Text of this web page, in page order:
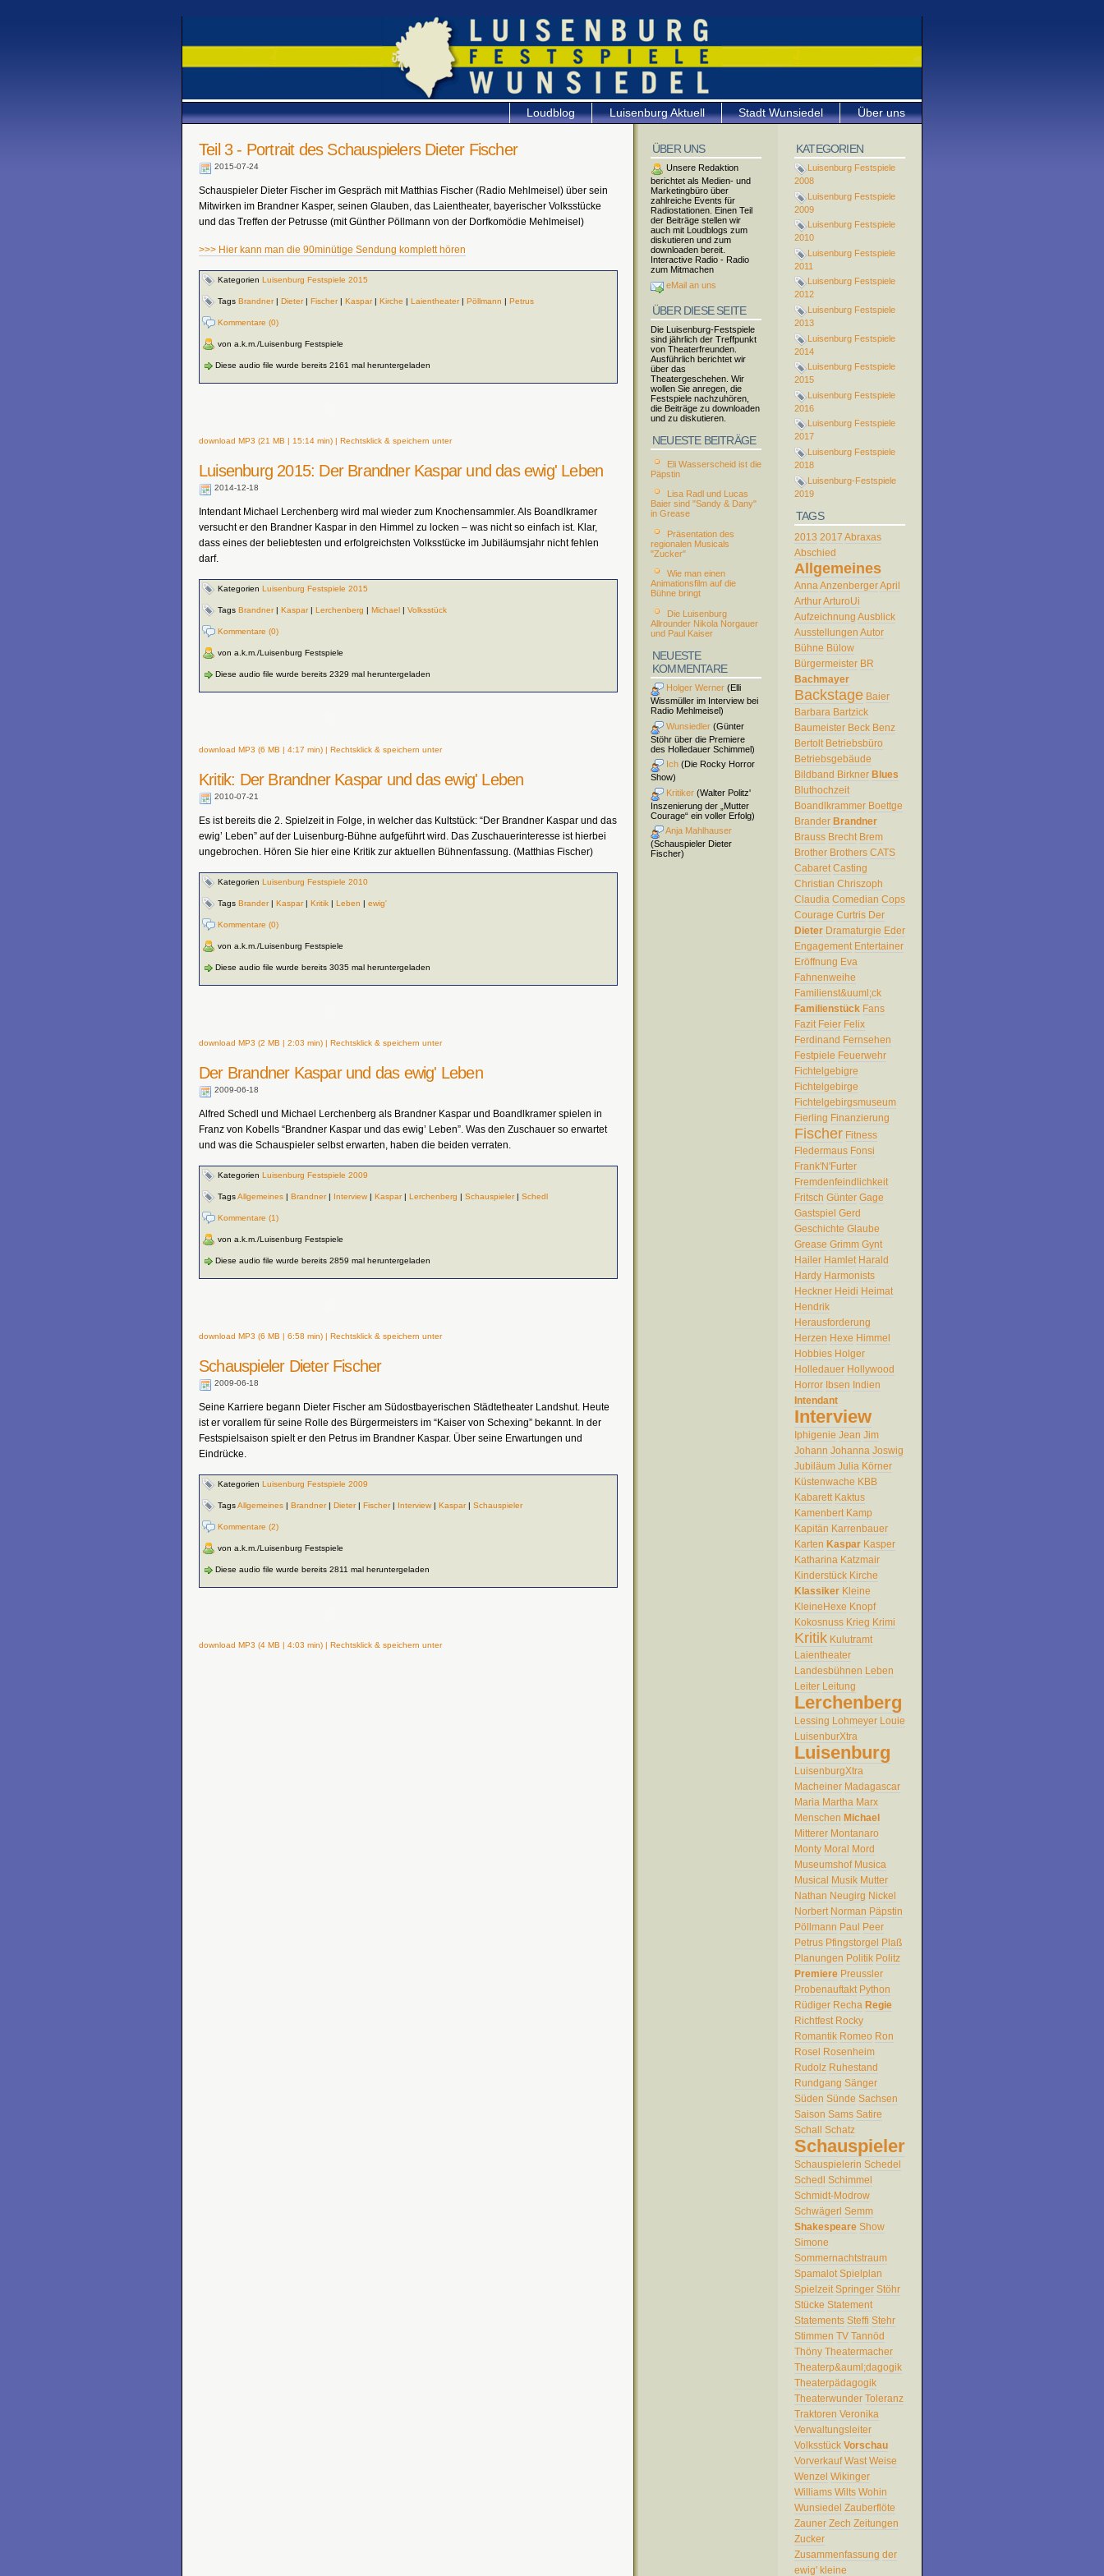
Über uns
Stadt Wunsiedel
Luisenburg Aktuell
Loudblog
Teil 3 - Portrait des Schauspielers Dieter Fischer
2015-07-24
Schauspieler Dieter Fischer im Gespräch mit Matthias Fischer (Radio Mehlmeisel) über sein
Mitwirken im Brandner Kasper, seinen Glauben, das Laientheater, bayerischer Volksstücke
und das Treffen der Petrusse (mit Günther Pöllmann von der Dorfkomödie Mehlmeisel)
>>> Hier kann man die 90minütige Sendung komplett hören
Kategorien Luisenburg Festspiele 2015
Tags Brandner| Dieter| Fischer| Kaspar| Kirche | Laientheater| Pöllmann | Petrus
Kommentare (0)
von a.k.m./Luisenburg Festspiele
Diese audio file wurde bereits 2161 mal heruntergeladen
download MP3 (21 MB | 15:14 min) | Rechtsklick & speichern unter
Luisenburg 2015: Der Brandner Kaspar und das ewig' Leben
2014-12-18
Intendant Michael Lerchenberg wird mal wieder zum Knochensammler. Als Boandlkramer
versucht er den Brandner Kaspar in den Himmel zu locken – was nicht so einfach ist. Klar,
dass eines der beliebtesten und erfolgreichsten Volksstücke im Jubiläumsjahr nicht fehlen
darf.
Kategorien Luisenburg Festspiele 2015
Tags Brandner| Kaspar| Lerchenberg | Michael | Volksstück
Kommentare (0)
von a.k.m./Luisenburg Festspiele
Diese audio file wurde bereits 2329 mal heruntergeladen
download MP3 (6 MB | 4:17 min) | Rechtsklick & speichern unter
Kritik: Der Brandner Kaspar und das ewig' Leben
2010-07-21
Es ist bereits die 2. Spielzeit in Folge, in welcher das Kultstück: “Der Brandner Kaspar und das
ewig’ Leben” auf der Luisenburg-Bühne aufgeführt wird. Das Zuschauerinteresse ist hierbei
ungebrochen. Hören Sie hier eine Kritik zur aktuellen Bühnenfassung. (Matthias Fischer)
Kategorien Luisenburg Festspiele 2010
Tags Brander| Kaspar| Kritik | Leben | ewig'
Kommentare (0)
von a.k.m./Luisenburg Festspiele
Diese audio file wurde bereits 3035 mal heruntergeladen
download MP3 (2 MB | 2:03 min) | Rechtsklick & speichern unter
Der Brandner Kaspar und das ewig' Leben
2009-06-18
Alfred Schedl und Michael Lerchenberg als Brandner Kaspar und Boandlkramer spielen in
Franz von Kobells “Brandner Kaspar und das ewig’ Leben”. Was den Zuschauer so erwartet
und was die Schauspieler selbst erwarten, haben die beiden verraten.
Kategorien Luisenburg Festspiele 2009
TagsAllgemeines | Brandner| Interview | Kaspar| Lerchenberg | Schauspieler| Schedl
Kommentare (1)
von a.k.m./Luisenburg Festspiele
Diese audio file wurde bereits 2859 mal heruntergeladen
download MP3 (6 MB | 6:58 min) | Rechtsklick & speichern unter
Schauspieler Dieter Fischer
2009-06-18
Seine Karriere begann Dieter Fischer am Südostbayerischen Städtetheater Landshut. Heute
ist er vorallem für seine Rolle des Bürgermeisters im “Kaiser von Schexing” bekannt. In der
Festspielsaison spielt er den Petrus im Brandner Kaspar. Über seine Erwartungen und
Eindrücke.
Kategorien Luisenburg Festspiele 2009
TagsAllgemeines | Brandner| Dieter| Fischer| Interview | Kaspar| Schauspieler
Kommentare (2)
von a.k.m./Luisenburg Festspiele
Diese audio file wurde bereits 2811 mal heruntergeladen
download MP3 (4 MB | 4:03 min) | Rechtsklick & speichern unter
KATEGORIEN
Luisenburg Festspiele
2008
Luisenburg Festspiele
2009
Luisenburg Festspiele
2010
Luisenburg Festspiele
2011
Luisenburg Festspiele
2012
Luisenburg Festspiele
2013
Luisenburg Festspiele
2014
Luisenburg Festspiele
2015
Luisenburg Festspiele
2016
Luisenburg Festspiele
2017
Luisenburg Festspiele
2018
Luisenburg-Festspiele
2019
TAGS
2013 2017 Abraxas
Abschied
Allgemeines
Anna AnzenbergerApril
ArthurArturoUi
Aufzeichnung Ausblick
Ausstellungen Autor
Bühne Bülow
Bürgermeister BR
Bachmayer
Backstage Baier
Barbara Bartzick
Baumeister Beck Benz
Bertolt Betriebsbüro
Betriebsgebäude
Bildband Birkner Blues
Bluthochzeit
Boandlkrammer Boettge
Brander Brandner
Brauss Brecht Brem
Brother Brothers CATS
Cabaret Casting
Christian Chriszoph
Claudia Comedian Cops
Courage Curtris Der
Dieter Dramaturgie Eder
Engagement Entertainer
Eröffnung Eva
Fahnenweihe
Familienst&uuml;ck
Familienstück Fans
Fazit Feier Felix
Ferdinand Fernsehen
Festpiele Feuerwehr
Fichtelgebigre
Fichtelgebirge
Fichtelgebirgsmuseum
Fierling Finanzierung
Fischer Fitness
Fledermaus Fonsi
Frank'N'Furter
Fremdenfeindlichkeit
Fritsch Günter Gage
Gastspiel Gerd
Geschichte Glaube
Grease Grimm Gynt
Hailer Hamlet Harald
Hardy Harmonists
Heckner Heidi Heimat
Hendrik
Herausforderung
Herzen Hexe Himmel
Hobbies Holger
Holledauer Hollywood
Horror Ibsen Indien
Intendant
Interview
Iphigenie Jean Jim
Johann Johanna Joswig
Jubiläum Julia Körner
Küstenwache KBB
Kabarett Kaktus
Kamenbert Kamp
Kapitän Karrenbauer
Karten Kaspar Kasper
Katharina Katzmair
Kinderstück Kirche
Klassiker Kleine
KleineHexe Knopf
Kokosnuss Krieg Krimi
Kritik Kulutramt
Laientheater
Landesbühnen Leben
Leiter Leitung
Lerchenberg
Lessing Lohmeyer Louie
LuisenburXtra
Luisenburg
LuisenburgXtra
Macheiner Madagascar
Maria Martha Marx
Menschen Michael
Mitterer Montanaro
Monty Moral Mord
Museumshof Musica
Musical Musik Mutter
Nathan Neugirg Nickel
Norbert Norman Päpstin
Pöllmann Paul Peer
Petrus Pfingstorgel Plaß
Planungen Politik Politz
Premiere Preussler
Probenauftakt Python
Rüdiger Recha Regie
Richtfest Rocky
Romantik Romeo Ron
Rosel Rosenheim
Rudolz Ruhestand
Rundgang Sänger
Süden Sünde Sachsen
Saison Sams Satire
Schall Schatz
Schauspieler
Schauspielerin Schedel
Schedl Schimmel
Schmidt-Modrow
Schwägerl Semm
Shakespeare Show
Simone
Sommernachtstraum
Spamalot Spielplan
Spielzeit Springer Stöhr
Stücke Statement
Statements Steffi Stehr
Stimmen TV Tannöd
Thöny Theatermacher
Theaterp&auml;dagogik
Theaterpädagogik
Theaterwunder Toleranz
Traktoren Veronika
Verwaltungsleiter
Volksstück Vorschau
Vorverkauf Wast Weise
Wenzel Wikinger
Williams Wilts Wohin
Wunsiedel Zauberflöte
Zauner Zech Zeitungen
Zucker
Zusammenfassung der
ewig' kleine
ÜBER UNS
Unsere Redaktion
berichtet als Medien- und
Marketingbüro über
zahlreiche Events für
Radiostationen. Einen Teil
der Beiträge stellen wir
auch mit Loudblogs zum
diskutieren und zum
downloaden bereit.
Interactive Radio - Radio
zum Mitmachen
eMail an uns
ÜBER DIESE SEITE
Die Luisenburg-Festspiele
sind jährlich der Treffpunkt
von Theaterfreunden.
Ausführlich berichtet wir
über das
Theatergeschehen. Wir
wollen Sie anregen, die
Festspiele nachzuhören,
die Beiträge zu downloaden
und zu diskutieren.
NEUESTE BEITRÄGE
Eli Wasserscheid ist die
Päpstin
Lisa Radl und Lucas
Baier sind "Sandy & Dany"
in Grease
Präsentation des
regionalen Musicals
"Zucker"
Wie man einen
Animationsfilm auf die
Bühne bringt
Die Luisenburg
Allrounder Nikola Norgauer
und Paul Kaiser
NEUESTE
KOMMENTARE
Holger Werner (Elli
Wissmüller im Interview bei
Radio Mehlmeisel)
Wunsiedler (Günter
Stöhr über die Premiere
des Holledauer Schimmel)
Ich (Die Rocky Horror
Show)
Kritiker (Walter Politz'
Inszenierung der „Mutter
Courage“ ein voller Erfolg)
Anja Mahlhauser
(Schauspieler Dieter
Fischer)